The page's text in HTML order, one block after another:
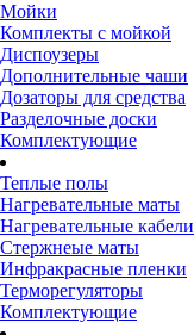
Мойки
Комплекты с мойкой
Диспоузеры
Дополнительные чаши
Дозаторы для средства
Разделочные доски
Комплектующие
Теплые полы
Нагревательные маты
Нагревательные кабели
Стержнеые маты
Инфракрасные пленки
Терморегуляторы
Комплектующие